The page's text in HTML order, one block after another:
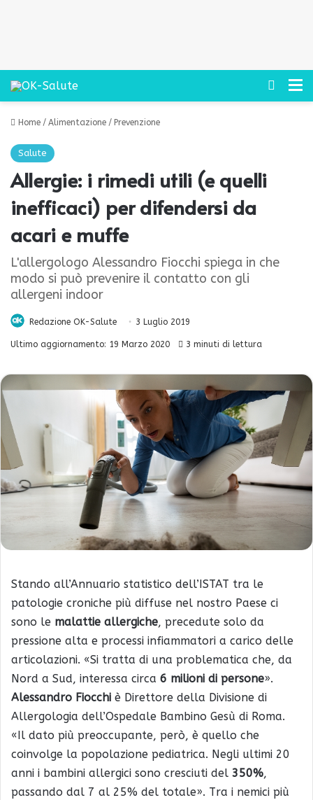
Cerca
Home / Alimentazione / Prevenzione
Salute
Allergie: i rimedi utili (e quelli
inefficaci) per difendersi da
acari e muffe
L'allergologo Alessandro Fiocchi spiega in che
modo si può prevenire il contatto con gli
allergeni indoor
Redazione OK-Salute 3 Luglio 2019
Ultimo aggiornamento: 19 Marzo 2020 3 minuti di lettura
Stando all’Annuario statistico dell’ISTAT tra le
patologie croniche più diffuse nel nostro Paese ci
sono le malattie allergiche, precedute solo da
pressione alta e processi infiammatori a carico delle
articolazioni. «Si tratta di una problematica che, da
Nord a Sud, interessa circa 6 milioni di persone».
Alessandro Fiocchi è Direttore della Divisione di
Allergologia dell’Ospedale Bambino Gesù di Roma.
«Il dato più preoccupante, però, è quello che
coinvolge la popolazione pediatrica. Negli ultimi 20
anni i bambini allergici sono cresciuti del 350%,
passando dal 7 al 25% del totale». Tra i nemici più